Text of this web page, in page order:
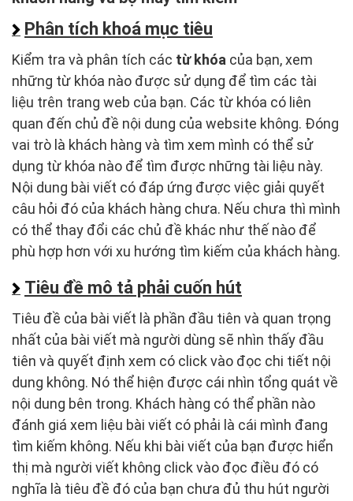
Phân tích khoá mục tiêu
Kiểm tra và phân tích các từ khóa của bạn, xem
những từ khóa nào được sử dụng để tìm các tài
liệu trên trang web của bạn. Các từ khóa có liên
quan đến chủ đề nội dung của website không. Đóng
vai trò là khách hàng và tìm xem mình có thể sử
dụng từ khóa nào để tìm được những tài liệu này.
Nội dung bài viết có đáp ứng được việc giải quyết
câu hỏi đó của khách hàng chưa. Nếu chưa thì mình
có thể thay đổi các chủ đề khác như thế nào để
phù hợp hơn với xu hướng tìm kiếm của khách hàng.
Tiêu đề mô tả phải cuốn hút
Tiêu đề của bài viết là phần đầu tiên và quan trọng
nhất của bài viết mà người dùng sẽ nhìn thấy đầu
tiên và quyết định xem có click vào đọc chi tiết nội
dung không. Nó thể hiện được cái nhìn tổng quát về
nội dung bên trong. Khách hàng có thể phần nào
đánh giá xem liệu bài viết có phải là cái mình đang
tìm kiếm không. Nếu khi bài viết của bạn được hiển
thị mà người viết không click vào đọc điều đó có
nghĩa là tiêu đề đó của bạn chưa đủ thu hút người